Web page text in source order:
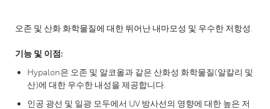
오존 및 산화 화학물질에 대한 뛰어난 내마모성 및 우수한 저항성.
기능 및 이점:
Hypalon은 오존 및 알코올과 같은 산화성 화학물질(알칼리 및
산)에 대한 우수한 내성을 제공합니다.
인공 광선 및 일광 모두에서 UV 방사선의 영향에 대한 높은 저